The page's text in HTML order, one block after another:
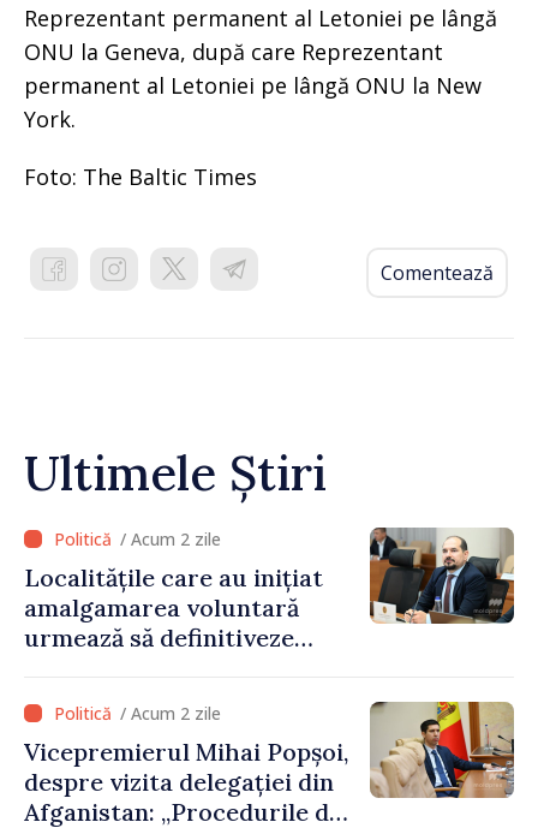
Reprezentant permanent al Letoniei pe lângă
ONU la Geneva, după care Reprezentant
permanent al Letoniei pe lângă ONU la New
York.
Foto: The Baltic Times
Comentează
Ultimele Știri
/ Acum 2 zile
Localitățile care au inițiat
amalgamarea voluntară
urmează să definitiveze
parcursul lunii august
/ Acum 2 zile
Vicepremierul Mihai Popșoi,
despre vizita delegației din
Afganistan: „Procedurile de